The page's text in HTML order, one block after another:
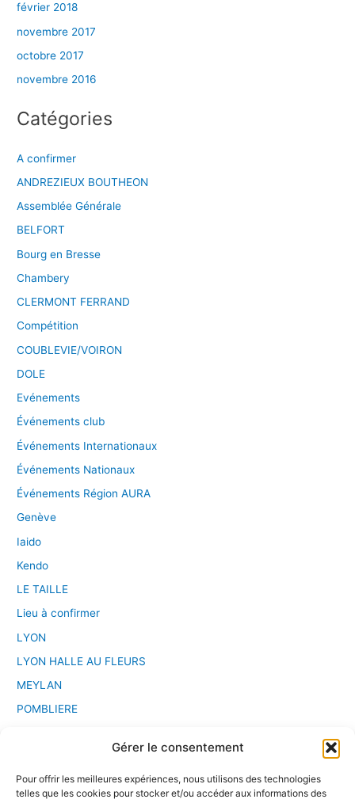
Gérer le consentement
Pour offrir les meilleures expériences, nous utilisons des technologies
telles que les cookies pour stocker et/ou accéder aux informations des
février 2018
novembre 2017
octobre 2017
novembre 2016
Catégories
A confirmer
ANDREZIEUX BOUTHEON
Assemblée Générale
BELFORT
Bourg en Bresse
Chambery
CLERMONT FERRAND
Compétition
COUBLEVIE/VOIRON
DOLE
Evénements
Événements club
Événements Internationaux
Événements Nationaux
Événements Région AURA
Genève
Iaido
Kendo
LE TAILLE
Lieu à confirmer
LYON
LYON HALLE AU FLEURS
MEYLAN
POMBLIERE
Sport Chanbara